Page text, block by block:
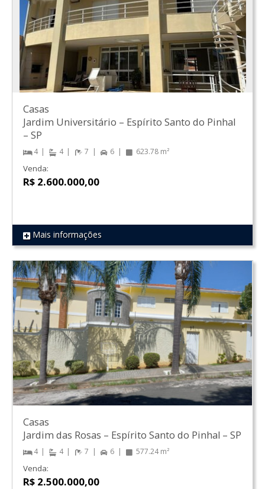
REF 419
Casas
Jardim Universitário – Espírito Santo do Pinhal
– SP
4 4 7 6 623.78 m²
Venda:
R$ 2.600.000,00
Mais informações
Casas
Jardim das Rosas – Espírito Santo do Pinhal – SP
4 4 7 6 577.24 m²
Venda:
R$ 2.500.000,00